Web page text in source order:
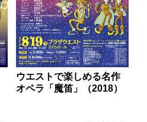
ウエストで楽しめる名作
オペラ「魔笛」（2018）